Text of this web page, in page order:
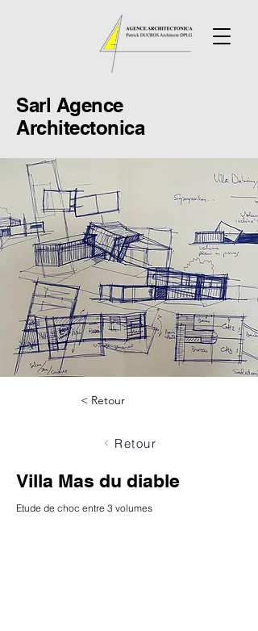
Sarl Agence
Architectonica
< Retour
Retour
Villa Mas du diable
Etude de choc entre 3 volumes